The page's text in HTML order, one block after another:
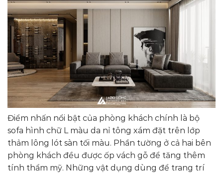
Điểm nhấn nổi bật của phòng khách chính là bộ
sofa hình chữ L màu da nỉ tông xám đặt trên lớp
thảm lông lót sàn tối màu. Phần tường ở cả hai bên
phòng khách đều được ốp vách gỗ để tăng thêm
tính thẩm mỹ. Những vật dụng dùng để trang trí